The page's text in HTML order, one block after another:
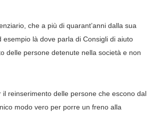
che a più di quarant’anni dalla sua
là dove parla di Consigli di aiuto
delle persone detenute nella società e non
il reinserimento delle persone che escono dal
modo vero per porre un freno alla